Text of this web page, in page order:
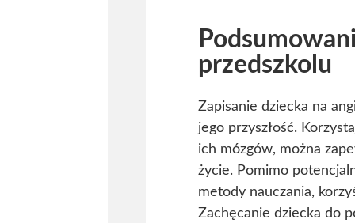
przedszkolu
Zapisanie dziecka na
jego przyszłość.
ich mózgów, można
życie. Pomimo
metody nauczania,
Zachęcanie dziecka do